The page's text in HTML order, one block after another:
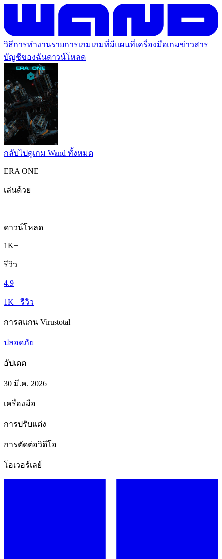
วิธีการทำงานรายการเกมเกมที่มีแผนที่เครื่องมือเกมข่าวสาร
บัญชีของฉันดาวน์โหลด
กลับไปดูเกม Wand ทั้งหมด
ERA ONE
เล่นด้วย
ดาวน์โหลด
1K+
รีวิว
4.9
1K+ รีวิว
การสแกน Virustotal
ปลอดภัย
อัปเดต
30 มี.ค. 2026
เครื่องมือ
การปรับแต่ง
การตัดต่อวิดีโอ
โอเวอร์เลย์